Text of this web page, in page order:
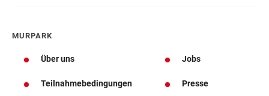
MURPARK
Über uns Jobs
Teilnahmebedingungen Presse